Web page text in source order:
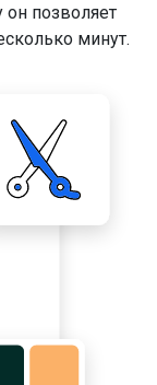
он позволяет
минут.